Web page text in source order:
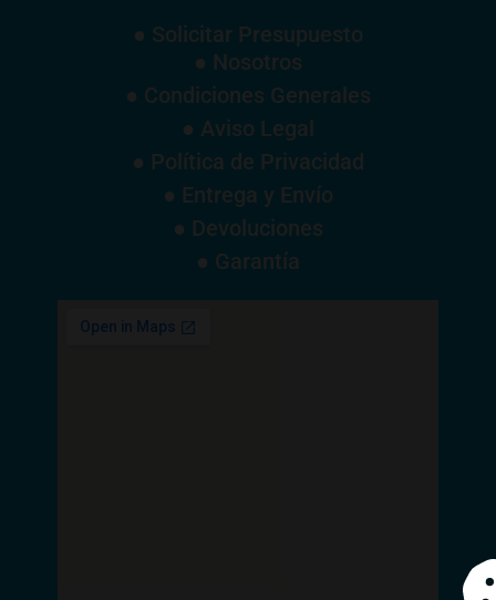
● Solicitar Presupuesto
● Nosotros
● Condiciones Generales
● Aviso Legal
● Política de Privacidad
● Entrega y Envío
● Devoluciones
● Garantía